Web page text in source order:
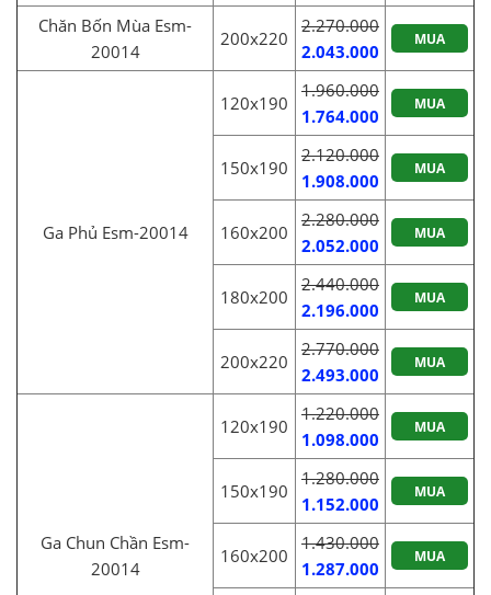
Chăn Bốn Mùa Esm-
20014
200x220
2.270.000
2.043.000
MUA
Ga Phủ Esm-20014
120x190
1.960.000
1.764.000
MUA
150x190
2.120.000
1.908.000
MUA
160x200
2.280.000
2.052.000
MUA
180x200
2.440.000
2.196.000
MUA
200x220
2.770.000
2.493.000
MUA
Ga Chun Chần Esm-
20014
120x190
1.220.000
1.098.000
MUA
150x190
1.280.000
1.152.000
MUA
160x200
1.430.000
1.287.000
MUA